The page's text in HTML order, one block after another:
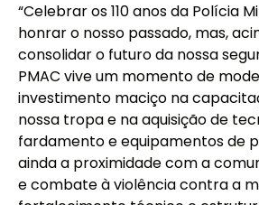
“Celebrar os 110 anos da Polícia
honrar o nosso passado, mas,
consolidar o futuro da nossa
PMAC vive um momento de
investimento maciço na
nossa tropa e na aquisição de
fardamento e equipamentos de
ainda a proximidade com a
e combate à violência contra a